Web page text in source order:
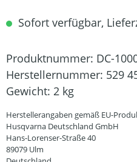
Sofort verfügbar,
Produktnummer: DC-
Herstellernummer: 529
Gewicht: 2 kg
Herstellerangaben gemäß EU-
Husqvarna Deutschland GmbH
Hans-Lorenser-Straße 40
89079 Ulm